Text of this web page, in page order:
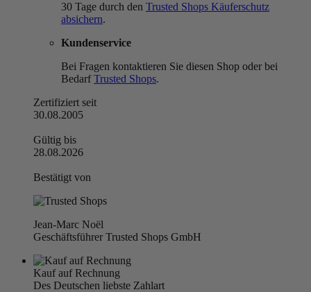
30 Tage durch den Trusted Shops Käuferschutz
absichern.
Kundenservice
Bei Fragen kontaktieren Sie diesen Shop oder bei
BedarfTrusted Shops.
Zertifiziert seit
30.08.2005
Gültig bis
28.08.2026
Bestätigt von
Jean-Marc Noël
Geschäftsführer Trusted Shops GmbH
Kauf auf Rechnung
Des Deutschen liebste Zahlart